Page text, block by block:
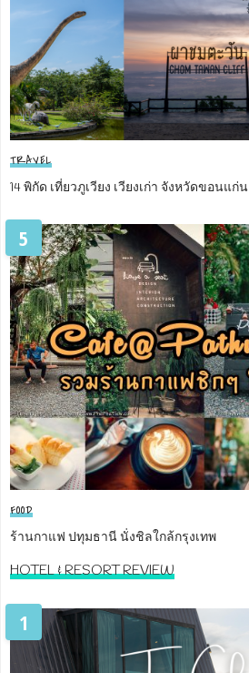
TRAVEL
14 พิกัด เที่ยวภูเวียง เวียงเก่า จังหวัดขอนแก่น
5
FOOD
ร้านกาแฟ ปทุมธานี นั่งชิลใกล้กรุงเทพ
HOTEL & RESORT REVIEW
1